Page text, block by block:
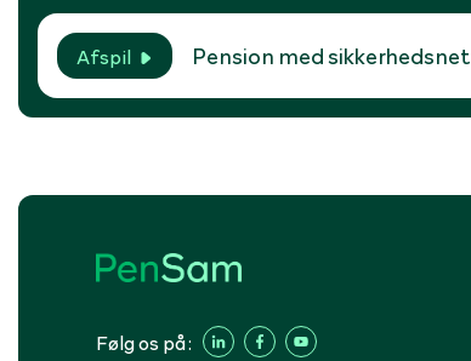
Afspil Pension med sikkerhedsnet
Følg os på: